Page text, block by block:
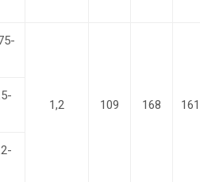
1,2 109 168 161